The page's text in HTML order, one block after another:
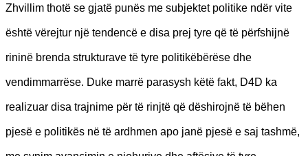
Zhvillim thotë se gjatë punës me subjektet politike ndër vite
është vërejtur një tendencë e disa prej tyre që të përfshijnë
rininë brenda strukturave të tyre politikëbërëse dhe
vendimmarrëse. Duke marrë parasysh këtë fakt, D4D ka
realizuar disa trajnime për të rinjtë që dëshirojnë të bëhen
pjesë e politikës në të ardhmen apo janë pjesë e saj tashmë,